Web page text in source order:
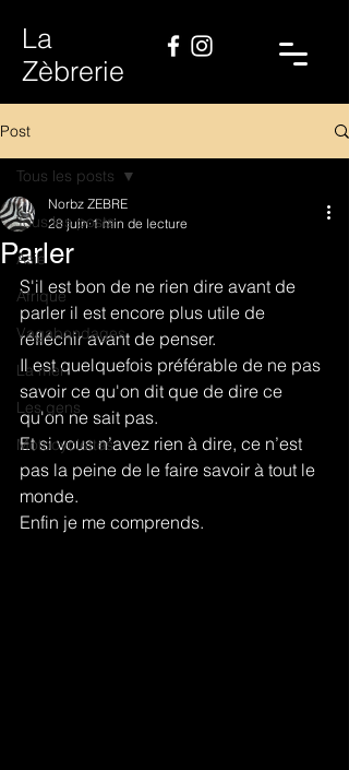
La
Zèbrerie
Post
Tous les posts
Asie
Afrique
Vagabondages
La mer
Les gens
Motocyclettes
Tous les posts
Parler
Norbz ZEBRE
28 juin 1 min de lecture
S'il est bon de ne rien dire avant de
parler il est encore plus utile de
réfléchir avant de penser.
Il est quelquefois préférable de ne pas
savoir ce qu'on dit que de dire ce
qu'on ne sait pas.
Et si vous n’avez rien à dire, ce n’est
pas la peine de le faire savoir à tout le
monde.
Enfin je me comprends.